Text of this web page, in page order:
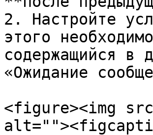
2. Настройте
этого
содержащийся в
«Ожидание
<figure><img